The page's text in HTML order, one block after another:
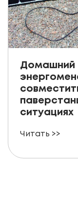
Домашний
ситуациях
Читать >>